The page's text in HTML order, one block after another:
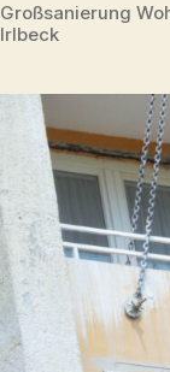
Großsanierung
Irlbeck